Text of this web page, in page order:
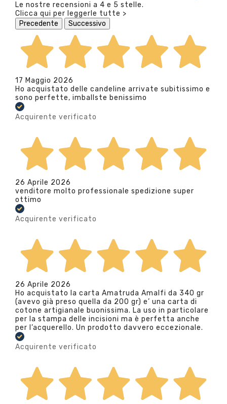
Le nostre recensioni a 4 e 5 stelle.
Clicca qui per leggerle tutte >
Precedente
Successivo
17 Maggio 2026
Ho acquistato delle candeline arrivate subitissimo e
sono perfette, imballste benissimo
Acquirente verificato
26 Aprile 2026
venditore molto professionale spedizione super
ottimo
Acquirente verificato
26 Aprile 2026
Ho acquistato la carta Amatruda Amalfi da 340 gr
(avevo già preso quella da 200 gr) e’ una carta di
cotone artigianale buonissima. La uso in particolare
per la stampa delle incisioni ma è perfetta anche
per l’acquerello. Un prodotto davvero eccezionale.
Acquirente verificato